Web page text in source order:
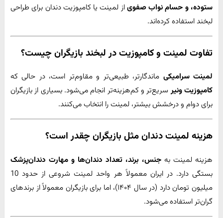
ستوده، و حسام نواب صفویاز لمینت یا کامپوزیت دندان برای طراحی
لبخند استفاده کرده‌اند.
تفاوت لمینت و کامپوزیت در لبخند بازیگران چیست؟
لمینت سرامیکی ماندگارتر، طبیعی‌تر و مقاوم‌تر است، در حالی که
کامپوزیت ونیرسریع‌تر و کم‌هزینه‌تر انجام می‌شود. بسیاری از بازیگران
برای دوام و درخشش بیشتر، لمینت را انتخاب می‌کنند.
هزینه لمینت دندان مثل بازیگران چقدر است؟
هزینه لمینت به جنس، برند، تعداد دندان‌ها و مهارت دندان‌پزشک
بستگی دارد. در ایران معمولاً هر واحد لمینت شروعی از حدود 10
میلیون تومان دارد (در سال ۱۴۰۴)، اما برای بازیگران معمولاً از برندهای
گران‌تر استفاده می‌شود.